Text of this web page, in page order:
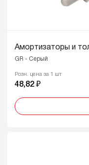
Амортизаторы и
GR - Серый
Розн. цена за 1 шт
48,82 ₽